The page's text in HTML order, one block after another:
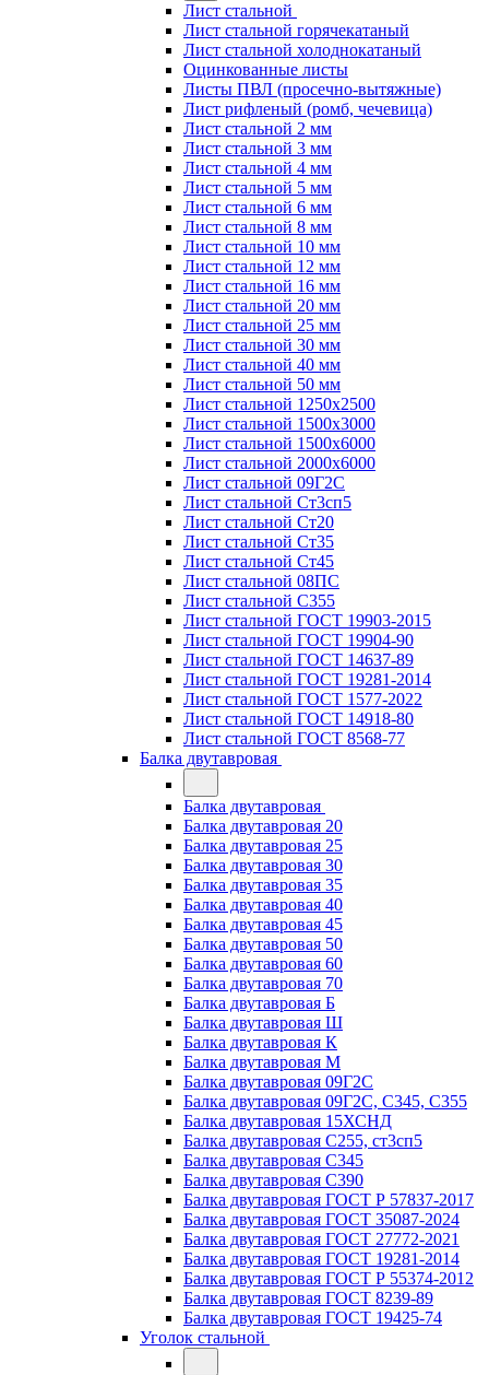
Лист стальной
Лист стальной горячекатаный
Лист стальной холоднокатаный
Оцинкованные листы
Листы ПВЛ (просечно-вытяжные)
Лист рифленый (ромб, чечевица)
Лист стальной 2 мм
Лист стальной 3 мм
Лист стальной 4 мм
Лист стальной 5 мм
Лист стальной 6 мм
Лист стальной 8 мм
Лист стальной 10 мм
Лист стальной 12 мм
Лист стальной 16 мм
Лист стальной 20 мм
Лист стальной 25 мм
Лист стальной 30 мм
Лист стальной 40 мм
Лист стальной 50 мм
Лист стальной 1250х2500
Лист стальной 1500х3000
Лист стальной 1500х6000
Лист стальной 2000х6000
Лист стальной 09Г2С
Лист стальной Ст3сп5
Лист стальной Ст20
Лист стальной Ст35
Лист стальной Ст45
Лист стальной 08ПС
Лист стальной С355
Лист стальной ГОСТ 19903-2015
Лист стальной ГОСТ 19904-90
Лист стальной ГОСТ 14637-89
Лист стальной ГОСТ 19281-2014
Лист стальной ГОСТ 1577-2022
Лист стальной ГОСТ 14918-80
Лист стальной ГОСТ 8568-77
Балка двутавровая
Балка двутавровая
Балка двутавровая 20
Балка двутавровая 25
Балка двутавровая 30
Балка двутавровая 35
Балка двутавровая 40
Балка двутавровая 45
Балка двутавровая 50
Балка двутавровая 60
Балка двутавровая 70
Балка двутавровая Б
Балка двутавровая Ш
Балка двутавровая К
Балка двутавровая М
Балка двутавровая 09Г2С
Балка двутавровая 09Г2С, С345, С355
Балка двутавровая 15ХСНД
Балка двутавровая С255, ст3сп5
Балка двутавровая С345
Балка двутавровая С390
Балка двутавровая ГОСТ Р 57837-2017
Балка двутавровая ГОСТ 35087-2024
Балка двутавровая ГОСТ 27772-2021
Балка двутавровая ГОСТ 19281-2014
Балка двутавровая ГОСТ Р 55374-2012
Балка двутавровая ГОСТ 8239-89
Балка двутавровая ГОСТ 19425-74
Уголок стальной